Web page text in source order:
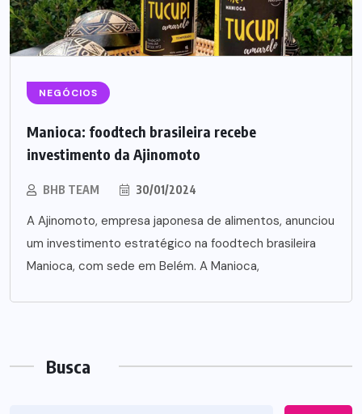
NEGÓCIOS
Manioca: foodtech brasileira recebe
investimento da Ajinomoto
BHB TEAM 30/01/2024
A Ajinomoto, empresa japonesa de alimentos, anunciou
um investimento estratégico na foodtech brasileira
Manioca, com sede em Belém. A Manioca,
Busca